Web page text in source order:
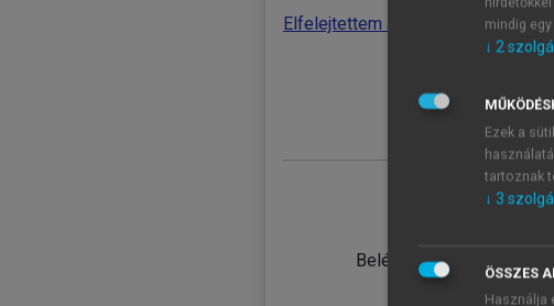
Elfelejtettem a jelszavamat
Belépés intézményi
mindig
↓ 2
Ezek a
tartoznak
↓ 3
ÖSSZES
Használja